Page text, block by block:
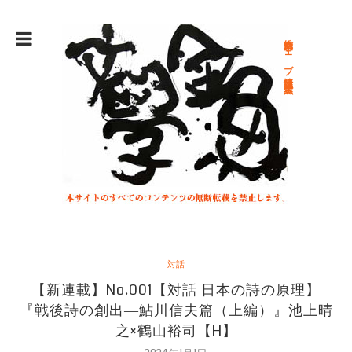
総合文学ウェブ情報誌 文学金魚
対話
【新連載】No.001【対話 日本の詩の原理】
『戦後詩の創出―鮎川信夫篇（上編）』池上晴
之×鶴山裕司【H】